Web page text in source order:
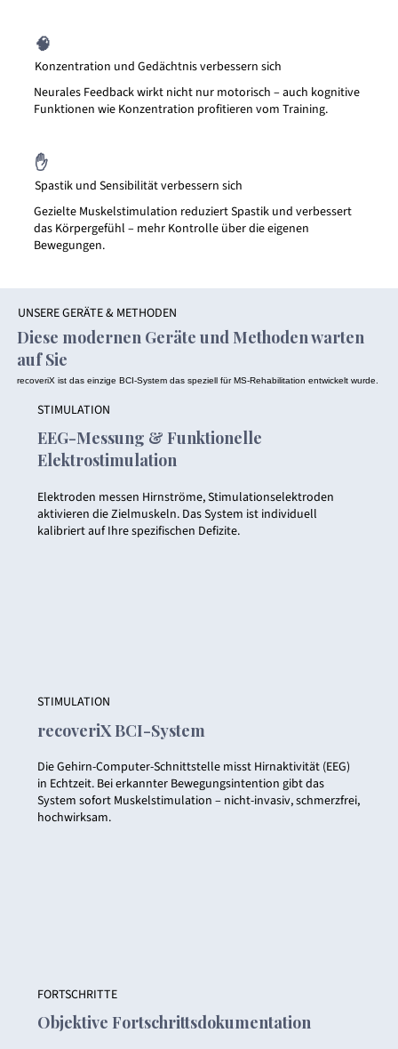
🧠
Konzentration und Gedächtnis verbessern sich
Neurales Feedback wirkt nicht nur motorisch – auch kognitive
Funktionen wie Konzentration profitieren vom Training.
✋
Spastik und Sensibilität verbessern sich
Gezielte Muskelstimulation reduziert Spastik und verbessert
das Körpergefühl – mehr Kontrolle über die eigenen
Bewegungen.
UNSERE GERÄTE & METHODEN
Diese modernen Geräte und Methoden warten
auf Sie
recoveriX ist das einzige BCI-System das speziell für MS-Rehabilitation entwickelt wurde.
STIMULATION
EEG-Messung & Funktionelle
Elektrostimulation
Elektroden messen Hirnströme, Stimulationselektroden
aktivieren die Zielmuskeln. Das System ist individuell
kalibriert auf Ihre spezifischen Defizite.
STIMULATION
recoveriX BCI-System
Die Gehirn-Computer-Schnittstelle misst Hirnaktivität (EEG)
in Echtzeit. Bei erkannter Bewegungsintention gibt das
System sofort Muskelstimulation – nicht-invasiv, schmerzfrei,
hochwirksam.
FORTSCHRITTE
Objektive Fortschrittsdokumentation